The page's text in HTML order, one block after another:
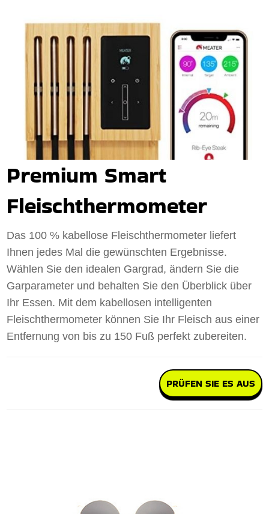
Premium Smart
Fleischthermometer
Das 100 % kabellose Fleischthermometer liefert
Ihnen jedes Mal die gewünschten Ergebnisse.
Wählen Sie den idealen Gargrad, ändern Sie die
Garparameter und behalten Sie den Überblick über
Ihr Essen. Mit dem kabellosen intelligenten
Fleischthermometer können Sie Ihr Fleisch aus einer
Entfernung von bis zu 150 Fuß perfekt zubereiten.
PRÜFEN SIE ES AUS